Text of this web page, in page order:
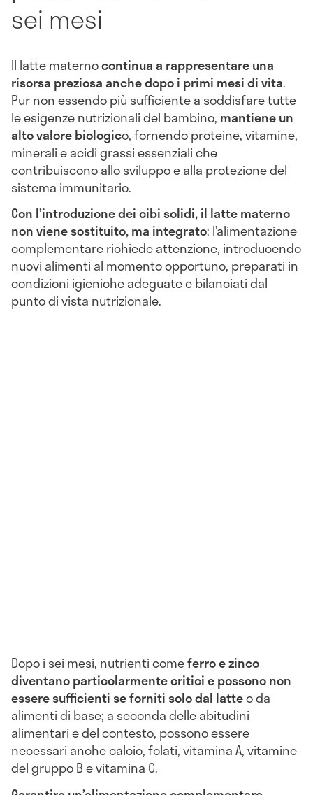
sei mesi
Il latte maternocontinua a rappresentare una
risorsa preziosa anche dopo i primi mesi di vita.
Pur non essendo più sufficiente a soddisfare tutte
le esigenze nutrizionali del bambino, mantiene un
alto valore biologico, fornendo proteine, vitamine,
minerali e acidi grassi essenziali che
contribuiscono allo sviluppo e alla protezione del
sistema immunitario.
Con l’introduzione dei cibi solidi, il latte materno
non viene sostituito, ma integrato: l’alimentazione
complementare richiede attenzione, introducendo
nuovi alimenti al momento opportuno, preparati in
condizioni igieniche adeguate e bilanciati dal
punto di vista nutrizionale.
Dopo i sei mesi, nutrienti comeferro e zinco
diventano particolarmente critici e possono non
essere sufficienti se forniti solo dal latteo da
alimenti di base; a seconda delle abitudini
alimentari e del contesto, possono essere
necessari anche calcio, folati, vitamina A, vitamine
del gruppo B e vitamina C.